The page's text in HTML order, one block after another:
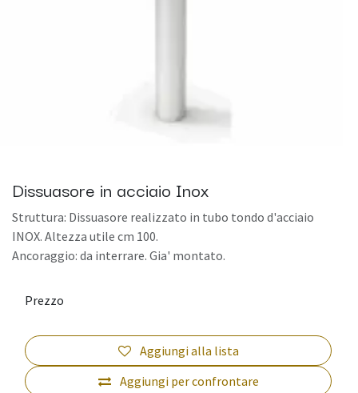
Dissuasore in acciaio Inox
Struttura: Dissuasore realizzato in tubo tondo d'acciaio
INOX. Altezza utile cm 100.
Ancoraggio: da interrare. Gia' montato.
Aggiungi per confrontare
Aggiungi alla lista
Prezzo